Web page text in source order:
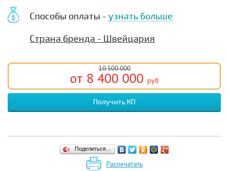
Способы оплаты - узнать больше
Страна бренда - Швейцария
10 500 000
от 8 400 000 руб
Получить КП
Поделиться…
Распечатать